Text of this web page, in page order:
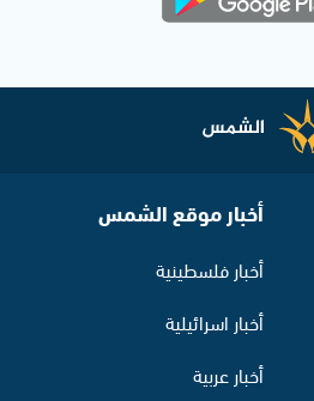
أخبار موقع الشمس
أخبار فلسطينية
أخبار اسرائيلية
أخبار عربية